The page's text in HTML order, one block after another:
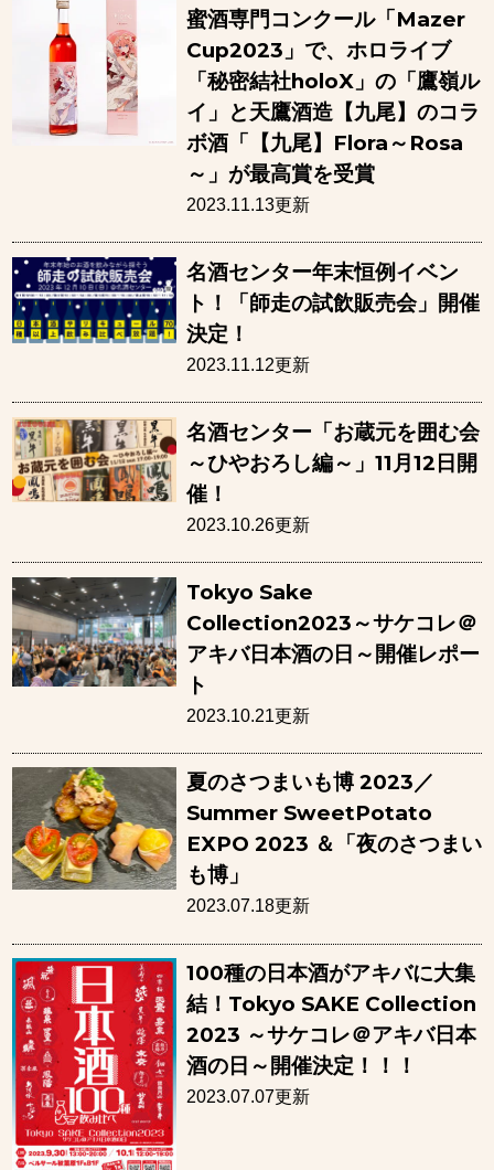
蜜酒専門コンクール「Mazer
Cup2023」で、ホロライブ
「秘密結社holoX」の「鷹嶺ル
イ」と天鷹酒造【九尾】のコラ
ボ酒「【九尾】Flora～Rosa
～」が最高賞を受賞
2023.11.13更新
名酒センター年末恒例イベン
ト！「師走の試飲販売会」開催
決定！
2023.11.12更新
名酒センター「お蔵元を囲む会
～ひやおろし編～」11月12日開
催！
2023.10.26更新
Tokyo Sake
Collection2023～サケコレ＠
アキバ日本酒の日～開催レポー
ト
2023.10.21更新
夏のさつまいも博 2023／
Summer SweetPotato
EXPO 2023 ＆「夜のさつまい
も博」
2023.07.18更新
100種の日本酒がアキバに大集
結！Tokyo SAKE Collection
2023 ～サケコレ＠アキバ日本
酒の日～開催決定！！！
2023.07.07更新